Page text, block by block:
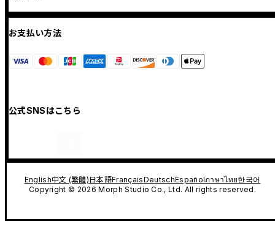
お支払い方法
公式SNSはこちら
English中文 (繁體)日本語FrançaisDeutschEspañolภาษาไทย한국어
Copyright © 2026 Morph Studio Co., Ltd. All rights reserved.